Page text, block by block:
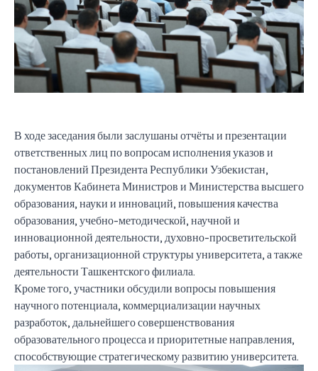
В ходе заседания были заслушаны отчёты и презентации
ответственных лиц по вопросам исполнения указов и
постановлений Президента Республики Узбекистан,
документов Кабинета Министров и Министерства высшего
образования, науки и инноваций, повышения качества
образования, учебно-методической, научной и
инновационной деятельности, духовно-просветительской
работы, организационной структуры университета, а также
деятельности Ташкентского филиала.
Кроме того, участники обсудили вопросы повышения
научного потенциала, коммерциализации научных
разработок, дальнейшего совершенствования
образовательного процесса и приоритетные направления,
способствующие стратегическому развитию университета.